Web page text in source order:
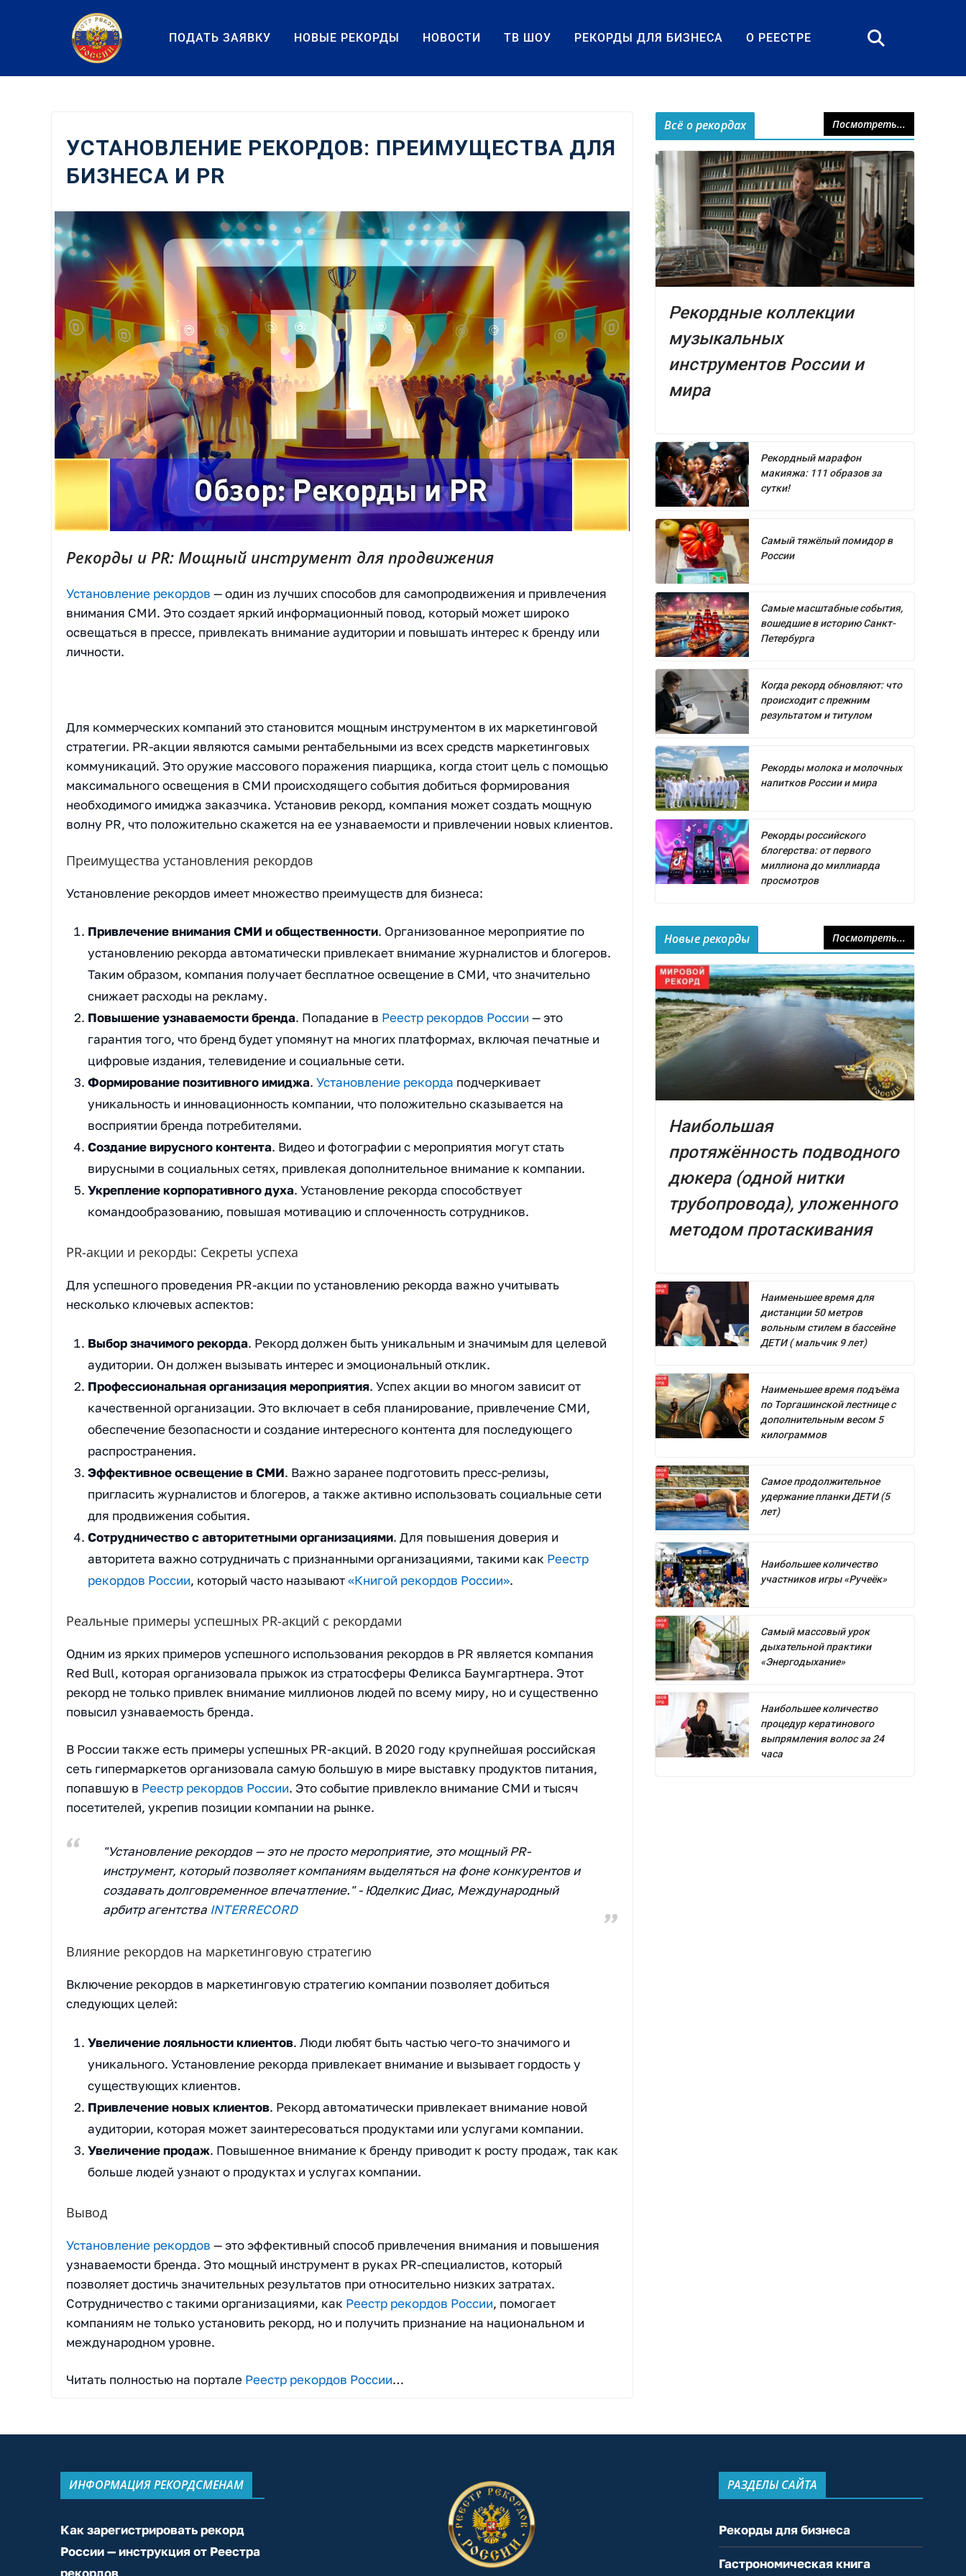
содержанию
ПОДАТЬ ЗАЯВКУ НОВЫЕ РЕКОРДЫ НОВОСТИ ТВ ШОУ РЕКОРДЫ ДЛЯ БИЗНЕСА О РЕЕСТРЕ
УСТАНОВЛЕНИЕ РЕКОРДОВ: ПРЕИМУЩЕСТВА ДЛЯ
БИЗНЕСА И PR
Рекорды и PR: Мощный инструмент для продвижения
Установление рекордов — один из лучших способов для самопродвижения и привлечения
внимания СМИ. Это создает яркий информационный повод, который может широко
освещаться в прессе, привлекать внимание аудитории и повышать интерес к бренду или
личности.
Для коммерческих компаний это становится мощным инструментом в их маркетинговой
стратегии. PR-акции являются самыми рентабельными из всех средств маркетинговых
коммуникаций. Это оружие массового поражения пиарщика, когда стоит цель с помощью
максимального освещения в СМИ происходящего события добиться формирования
необходимого имиджа заказчика. Установив рекорд, компания может создать мощную
волну PR, что положительно скажется на ее узнаваемости и привлечении новых клиентов.
Преимущества установления рекордов
Установление рекордов имеет множество преимуществ для бизнеса:
Привлечение внимания СМИ и общественности. Организованное мероприятие по
установлению рекорда автоматически привлекает внимание журналистов и блогеров.
Таким образом, компания получает бесплатное освещение в СМИ, что значительно
снижает расходы на рекламу.
Повышение узнаваемости бренда. Попадание в Реестр рекордов России — это
гарантия того, что бренд будет упомянут на многих платформах, включая печатные и
цифровые издания, телевидение и социальные сети.
Формирование позитивного имиджа. Установление рекорда подчеркивает
уникальность и инновационность компании, что положительно сказывается на
восприятии бренда потребителями.
Создание вирусного контента. Видео и фотографии с мероприятия могут стать
вирусными в социальных сетях, привлекая дополнительное внимание к компании.
Укрепление корпоративного духа. Установление рекорда способствует
командообразованию, повышая мотивацию и сплоченность сотрудников.
PR-акции и рекорды: Секреты успеха
Для успешного проведения PR-акции по установлению рекорда важно учитывать
несколько ключевых аспектов:
Выбор значимого рекорда. Рекорд должен быть уникальным и значимым для целевой
аудитории. Он должен вызывать интерес и эмоциональный отклик.
Профессиональная организация мероприятия. Успех акции во многом зависит от
качественной организации. Это включает в себя планирование, привлечение СМИ,
обеспечение безопасности и создание интересного контента для последующего
распространения.
Эффективное освещение в СМИ. Важно заранее подготовить пресс-релизы,
пригласить журналистов и блогеров, а также активно использовать социальные сети
для продвижения события.
Сотрудничество с авторитетными организациями. Для повышения доверия и
авторитета важно сотрудничать с признанными организациями, такими как Реестр
рекордов России, который часто называют«Книгой рекордов России».
Реальные примеры успешных PR-акций с рекордами
Одним из ярких примеров успешного использования рекордов в PR является компания
Red Bull, которая организовала прыжок из стратосферы Феликса Баумгартнера. Этот
рекорд не только привлек внимание миллионов людей по всему миру, но и существенно
повысил узнаваемость бренда.
В России также есть примеры успешных PR-акций. В 2020 году крупнейшая российская
сеть гипермаркетов организовала самую большую в мире выставку продуктов питания,
попавшую в Реестр рекордов России. Это событие привлекло внимание СМИ и тысяч
посетителей, укрепив позиции компании на рынке.
"Установление рекордов — это не просто мероприятие, это мощный PR-
инструмент, который позволяет компаниям выделяться на фоне конкурентов и
создавать долговременное впечатление." - Юделкис Диас, Международный
арбитр агентства INTERRECORD
Влияние рекордов на маркетинговую стратегию
Включение рекордов в маркетинговую стратегию компании позволяет добиться
следующих целей:
Увеличение лояльности клиентов. Люди любят быть частью чего-то значимого и
уникального. Установление рекорда привлекает внимание и вызывает гордость у
существующих клиентов.
Привлечение новых клиентов. Рекорд автоматически привлекает внимание новой
аудитории, которая может заинтересоваться продуктами или услугами компании.
Увеличение продаж. Повышенное внимание к бренду приводит к росту продаж, так как
больше людей узнают о продуктах и услугах компании.
Вывод
Установление рекордов — это эффективный способ привлечения внимания и повышения
узнаваемости бренда. Это мощный инструмент в руках PR-специалистов, который
позволяет достичь значительных результатов при относительно низких затратах.
Сотрудничество с такими организациями, как Реестр рекордов России, помогает
компаниям не только установить рекорд, но и получить признание на национальном и
международном уровне.
Читать полностью на портале Реестр рекордов России…
Всё о рекордах Посмотреть...
Рекордные коллекции
музыкальных
инструментов России и
мира
Рекордный марафон
макияжа: 111 образов за
сутки!
Самый тяжёлый помидор в
России
Самые масштабные события,
вошедшие в историю Санкт-
Петербурга
Когда рекорд обновляют: что
происходит с прежним
результатом и титулом
Рекорды молока и молочных
напитков России и мира
Рекорды российского
блогерства: от первого
миллиона до миллиарда
просмотров
Новые рекорды Посмотреть...
Наибольшая
протяжённость подводного
дюкера (одной нитки
трубопровода), уложенного
методом протаскивания
Наименьшее время для
дистанции 50 метров
вольным стилем в бассейне
ДЕТИ ( мальчик 9 лет)
Наименьшее время подъёма
по Торгашинской лестнице с
дополнительным весом 5
килограммов
Самое продолжительное
удержание планки ДЕТИ (5
лет)
Наибольшее количество
участников игры «Ручеёк»
Самый массовый урок
дыхательной практики
«Энергодыхание»
Наибольшее количество
процедур кератинового
выпрямления волос за 24
часа
ИНФОРМАЦИЯ РЕКОРДСМЕНАМ
Как зарегистрировать рекорд
России — инструкция от Реестра
рекордов
РАЗДЕЛЫ САЙТА
Рекорды для бизнеса
Гастрономическая книга